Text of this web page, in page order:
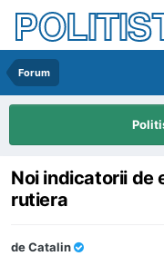
Forum
Noi indicatorii de
rutiera
deCatalin